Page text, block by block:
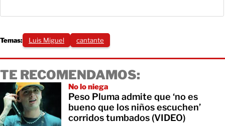
Temas: Luis Miguel cantante
TE RECOMENDAMOS:
No lo niega
Peso Pluma admite que ‘no es
bueno que los niños escuchen’
corridos tumbados (VIDEO)